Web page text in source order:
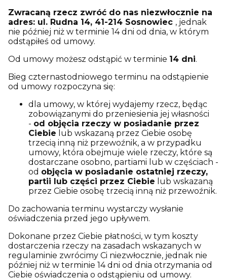
Zwracaną rzecz zwróć do nas niezwłocznie na
adres: ul. Rudna 14, 41-214 Sosnowiec , jednak
nie później niż w terminie 14 dni od dnia, w którym
odstąpiłeś od umowy.
Od umowy możesz odstąpić w terminie 14 dni.
Bieg czternastodniowego terminu na odstąpienie
od umowy rozpoczyna się:
dla umowy, w której wydajemy rzecz, będąc
zobowiązanymi do przeniesienia jej własności
- od objęcia rzeczy w posiadanie przez
Ciebie lub wskazaną przez Ciebie osobę
trzecią inną niż przewoźnik, a w przypadku
umowy, która obejmuje wiele rzeczy, które są
dostarczane osobno, partiami lub w częściach -
od objęcia w posiadanie ostatniej rzeczy,
partii lub części przez Ciebie lub wskazaną
przez Ciebie osobę trzecią inną niż przewoźnik.
Do zachowania terminu wystarczy wysłanie
oświadczenia przed jego upływem.
Dokonane przez Ciebie płatności, w tym koszty
dostarczenia rzeczy na zasadach wskazanych w
regulaminie zwrócimy Ci niezwłocznie, jednak nie
później niż w terminie 14 dni od dnia otrzymania od
Ciebie oświadczenia o odstąpieniu od umowy.